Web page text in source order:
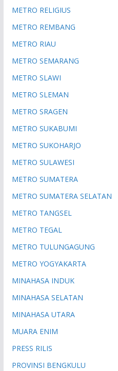
METRO RELIGIUS
METRO REMBANG
METRO RIAU
METRO SEMARANG
METRO SLAWI
METRO SLEMAN
METRO SRAGEN
METRO SUKABUMI
METRO SUKOHARJO
METRO SULAWESI
METRO SUMATERA
METRO SUMATERA SELATAN
METRO TANGSEL
METRO TEGAL
METRO TULUNGAGUNG
METRO YOGYAKARTA
MINAHASA INDUK
MINAHASA SELATAN
MINAHASA UTARA
MUARA ENIM
PRESS RILIS
PROVINSI BENGKULU